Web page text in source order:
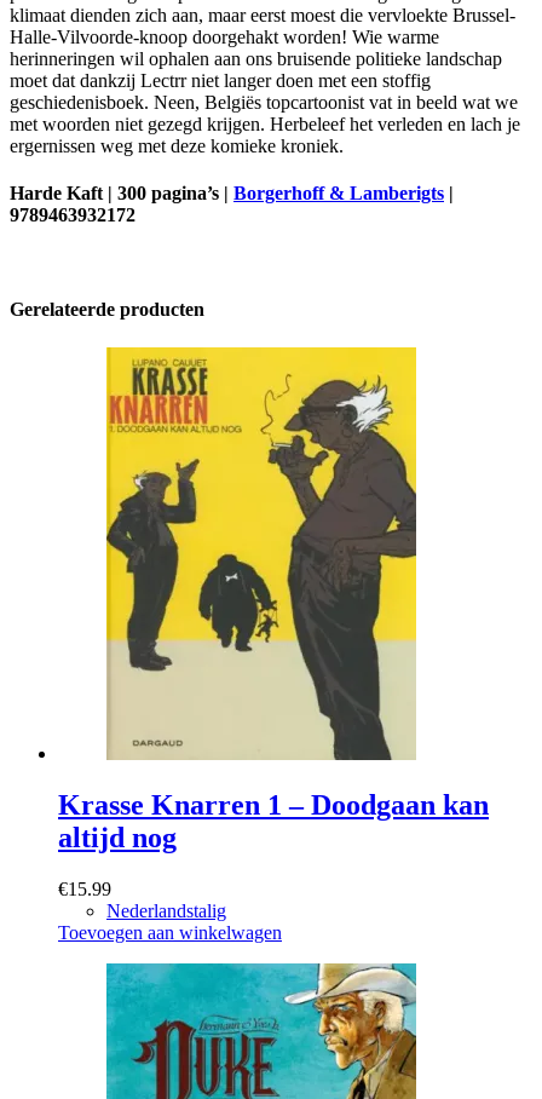
klimaat dienden zich aan, maar eerst moest die vervloekte Brussel-
Halle-Vilvoorde-knoop doorgehakt worden! Wie warme
herinneringen wil ophalen aan ons bruisende politieke landschap
moet dat dankzij Lectrr niet langer doen met een stoffig
geschiedenisboek. Neen, Belgiës topcartoonist vat in beeld wat we
met woorden niet gezegd krijgen. Herbeleef het verleden en lach je
ergernissen weg met deze komieke kroniek.
Harde Kaft | 300 pagina’s | Borgerhoff & Lamberigts |
9789463932172
Gerelateerde producten
Krasse Knarren 1 – Doodgaan kan
altijd nog
€15.99
Nederlandstalig
Toevoegen aan winkelwagen